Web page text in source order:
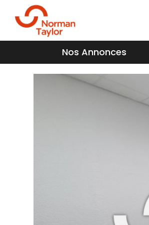
Nos Annonces